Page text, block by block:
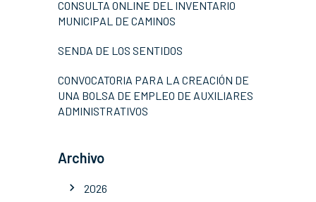
CONSULTA ONLINE DEL INVENTARIO
MUNICIPAL DE CAMINOS
SENDA DE LOS SENTIDOS
CONVOCATORIA PARA LA CREACIÓN DE
UNA BOLSA DE EMPLEO DE AUXILIARES
ADMINISTRATIVOS
Archivo
2026